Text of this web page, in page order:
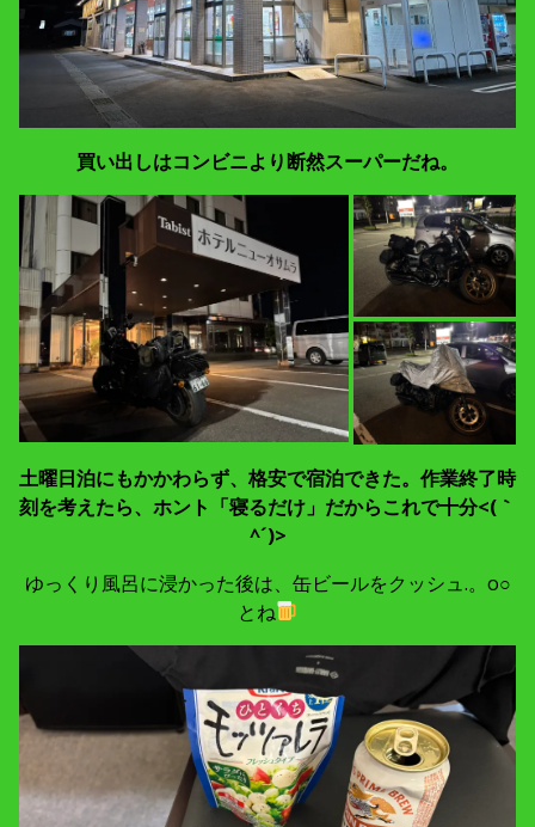
買い出しはコンビニより断然スーパーだね。
土曜日泊にもかかわらず、格安で宿泊できた。作業終了時
刻を考えたら、ホント「寝るだけ」だからこれで十分<(｀
^´)>
ゆっくり風呂に浸かった後は、缶ビールをクッシュ.。o○
とね